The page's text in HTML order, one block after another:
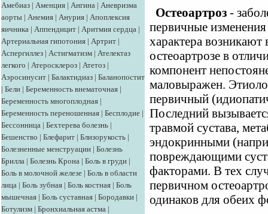
Амебиаз | Аменция | Ангина | Аневризма
аорты | Анемия | Анурия | Апоплексия
яичника | Аппендицит | Аритмия сердца |
Артериальная гипотония | Артрит |
Аспергиллез | Астигматизм | Ателектаз
легкого | Атеросклероз | Атетоз |
Аэросинусит | Балактидиаз | Баланопостит
| Бели | Беременность внематочная |
Беременность многоплодная |
Беременность переношенная | Бесплодие |
Бессонница | Бехтерева болезнь |
Бешенство | Блефарит | Близорукость |
Болезненные менструации | Болезнь
Брилла | Болезнь Крона | Боль в груди |
Боль в молочной железе | Боль в области
лица | Боль зубная | Боль костная | Боль
мышечная | Боль суставная | Бородавки |
Ботулизм | Бронхиальная астма |
Остеоартроз -
первичные
характера
остеоартрозе в
компонент
маловыражен.
первичный
Последний
травмой сустава,
эндокринными
повреждающими
факторами. В тех
первичном
одинаков для обеих